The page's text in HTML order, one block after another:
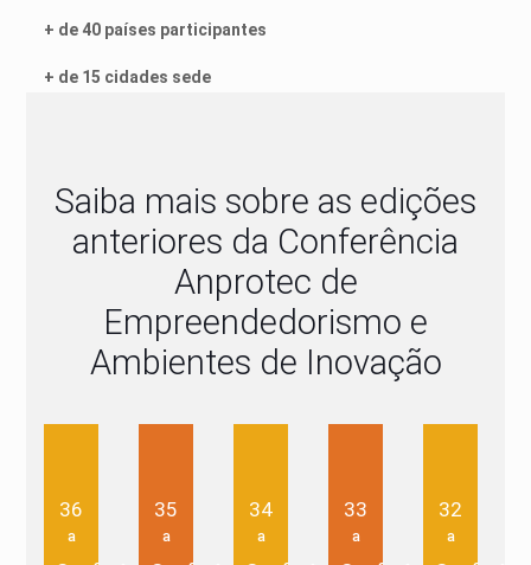
+ de 40 países participantes
+ de 15 cidades sede
Saiba mais sobre as edições
anteriores da Conferência
Anprotec de
Empreendedorismo e
Ambientes de Inovação
36
ª
35
ª
34
ª
33
ª
32
ª